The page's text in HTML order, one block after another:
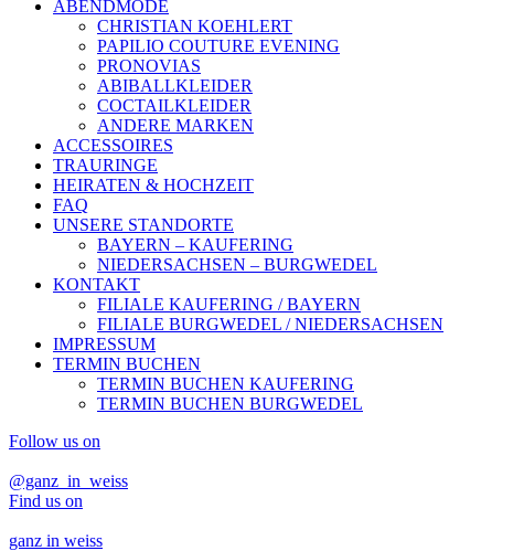
ABENDMODE
CHRISTIAN KOEHLERT
PAPILIO COUTURE EVENING
PRONOVIAS
ABIBALLKLEIDER
COCTAILKLEIDER
ANDERE MARKEN
ACCESSOIRES
TRAURINGE
HEIRATEN & HOCHZEIT
FAQ
UNSERE STANDORTE
BAYERN – KAUFERING
NIEDERSACHSEN – BURGWEDEL
KONTAKT
FILIALE KAUFERING / BAYERN
FILIALE BURGWEDEL / NIEDERSACHSEN
IMPRESSUM
TERMIN BUCHEN
TERMIN BUCHEN KAUFERING
TERMIN BUCHEN BURGWEDEL
Follow us on
@ganz_in_weiss
Find us on
ganz in weiss